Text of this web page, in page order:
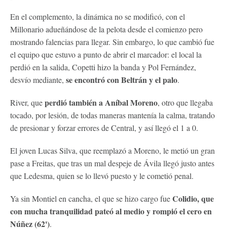
En el complemento, la dinámica no se modificó, con el
Millonario adueñándose de la pelota desde el comienzo pero
mostrando falencias para llegar. Sin embargo, lo que cambió fue
el equipo que estuvo a punto de abrir el marcador: el local la
perdió en la salida, Copetti hizo la banda y Pol Fernández,
desvío mediante, se encontró con Beltrán y el palo.
River, queperdió también a Aníbal Moreno, otro que llegaba
tocado, por lesión, de todas maneras mantenía la calma, tratando
de presionar y forzar errores de Central, y así llegó el 1 a 0.
El joven Lucas Silva, que reemplazó a Moreno, le metió un gran
pase a Freitas, que tras un mal despeje de Ávila llegó justo antes
que Ledesma, quien se lo llevó puesto y le cometió penal.
Ya sin Montiel en cancha, el que se hizo cargo fueColidio, que
con mucha tranquilidad pateó al medio y rompió el cero en
Núñez (62').